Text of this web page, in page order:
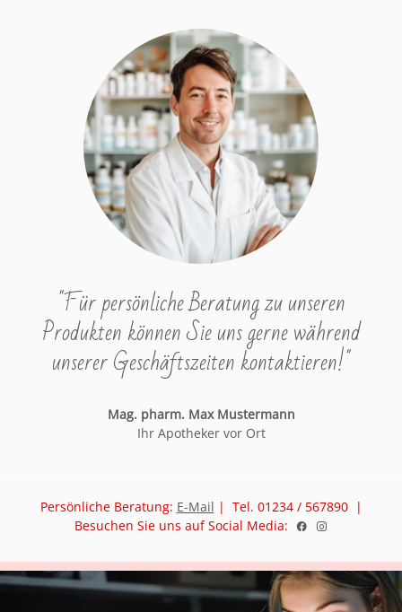
"Für persönliche Beratung zu unseren
Produkten können Sie uns gerne während
unserer Geschäftszeiten kontaktieren!"
Mag. pharm. Max Mustermann
Ihr Apotheker vor Ort
Persönliche Beratung: E-Mail | Tel. 01234 / 567890 |
Besuchen Sie uns auf Social Media: